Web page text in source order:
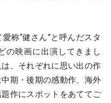
称“健さん”と呼んだスタ
の映画に出演してきまし
、それぞれに思い出の作
期・後期の感動作、海外
作にスポットをあててご